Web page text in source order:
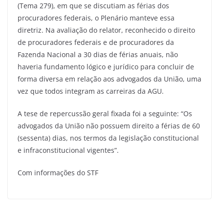
(Tema 279), em que se discutiam as férias dos
procuradores federais, o Plenário manteve essa
diretriz. Na avaliação do relator, reconhecido o direito
de procuradores federais e de procuradores da
Fazenda Nacional a 30 dias de férias anuais, não
haveria fundamento lógico e jurídico para concluir de
forma diversa em relação aos advogados da União, uma
vez que todos integram as carreiras da AGU.
A tese de repercussão geral fixada foi a seguinte: “Os
advogados da União não possuem direito a férias de 60
(sessenta) dias, nos termos da legislação constitucional
e infraconstitucional vigentes”.
Com informações do STF